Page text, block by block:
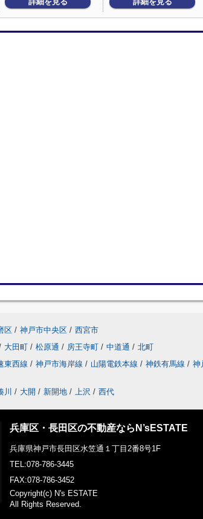
区 / 神戸市中央区 / 西宮市
大田町 / 松原通 / 房王寺町 / 中道通 / 北町
東西線 / 神戸市海岸線 / 山陽電鉄本線 / 神鉄有馬線 / 神
川 / 大開 / 新開地 / 上沢 / 西代
兵庫区・長田区の不動産ならN’sESTATE
兵庫県神戸市長田区水笠通１丁目2番8号1F
TEL:078-786-3445
FAX:078-786-3452
Copyright(c) N's ESTATE
All Rights Reserved.